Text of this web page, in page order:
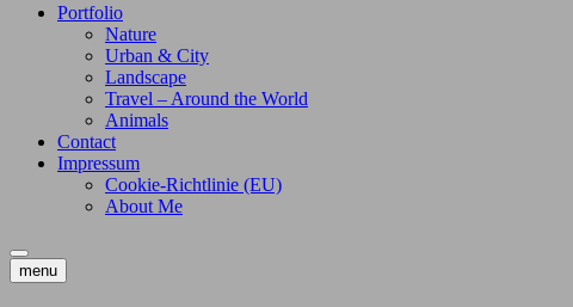
Portfolio
Nature
Urban & City
Landscape
Travel – Around the World
Animals
Contact
Impressum
Cookie-Richtlinie (EU)
About Me
menu